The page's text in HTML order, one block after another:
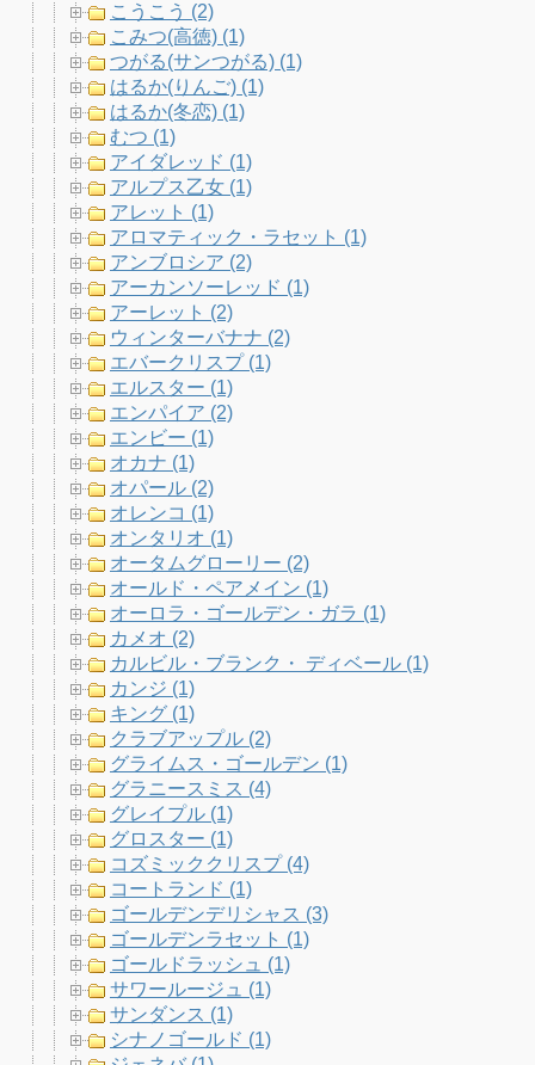
こうこう (2)
こみつ(高徳) (1)
つがる(サンつがる) (1)
はるか(りんご) (1)
はるか(冬恋) (1)
むつ (1)
アイダレッド (1)
アルプス乙女 (1)
アレット (1)
アロマティック・ラセット (1)
アンブロシア (2)
アーカンソーレッド (1)
アーレット (2)
ウィンターバナナ (2)
エバークリスプ (1)
エルスター (1)
エンパイア (2)
エンビー (1)
オカナ (1)
オパール (2)
オレンコ (1)
オンタリオ (1)
オータムグローリー (2)
オールド・ペアメイン (1)
オーロラ・ゴールデン・ガラ (1)
カメオ (2)
カルビル・ブランク・ ディベール (1)
カンジ (1)
キング (1)
クラブアップル (2)
グライムス・ゴールデン (1)
グラニースミス (4)
グレイプル (1)
グロスター (1)
コズミッククリスプ (4)
コートランド (1)
ゴールデンデリシャス (3)
ゴールデンラセット (1)
ゴールドラッシュ (1)
サワールージュ (1)
サンダンス (1)
シナノゴールド (1)